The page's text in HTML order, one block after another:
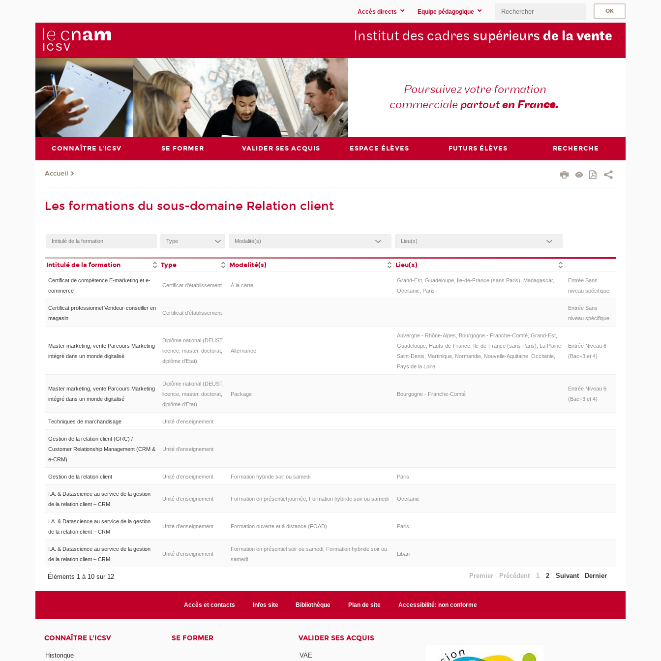
Accès directs Equipe pédagogique
Institut des cadres supérieurs de lavente
Poursuivez votre formation
commercialepartouten France.
CONNAÎTRE L'ICSV SE FORMER VALIDER SES ACQUIS ESPACE ÉLÈVES FUTURS ÉLÈVES RECHERCHE
Accueil
Les formations du sous-domaine Relation client
Intitulé de la formation Type Modalité(s) Lieu(x)
Certificat de compétence E-marketing et e-
commerce
Certificat d'établissement À la carte
Grand-Est, Guadeloupe, Ile-de-France (sans Paris), Madagascar,
Occitanie, Paris
Entrée Sans
niveau spécifique
Certificat professionnel Vendeur-conseiller en
magasin
Certificat d'établissement
Entrée Sans
niveau spécifique
Master marketing, vente Parcours Marketing
intégré dans un monde digitalisé
Diplôme national (DEUST,
licence, master, doctorat,
diplôme d'Etat)
Alternance
Auvergne - Rhône-Alpes, Bourgogne - Franche-Comté, Grand-Est,
Guadeloupe, Hauts-de-France, Ile-de-France (sans Paris), La Plaine
Saint-Denis, Martinique, Normandie, Nouvelle-Aquitaine, Occitanie,
Pays de la Loire
Entrée Niveau 6
(Bac+3 et 4)
Master marketing, vente Parcours Marketing
intégré dans un monde digitalisé
Diplôme national (DEUST,
licence, master, doctorat,
diplôme d'Etat)
Package Bourgogne - Franche-Comté
Entrée Niveau 6
(Bac+3 et 4)
Techniques de marchandisage Unité d’enseignement
Gestion de la relation client (GRC) /
Customer Relationship Management (CRM &
e-CRM)
Unité d’enseignement
Gestion de la relation client Unité d’enseignement Formation hybride soir ou samedi Paris
I.A. & Datascience au service de la gestion
de la relation client – CRM
Unité d’enseignement Formation en présentiel journée, Formation hybride soir ou samedi Occitanie
I.A. & Datascience au service de la gestion
de la relation client – CRM
Unité d’enseignement Formation ouverte et à distance (FOAD) Paris
I.A. & Datascience au service de la gestion
de la relation client – CRM
Unité d’enseignement
Formation en présentiel soir ou samedi, Formation hybride soir ou
samedi
Liban
Éléments 1 à 10 sur 12 Premier Précédent 1 2 Suivant Dernier
Accès et contacts Infos site Bibliothèque Plan de site Accessibilité: non conforme
CONNAÎTRE L'ICSV
Historique
SE FORMER VALIDER SES ACQUIS
VAE